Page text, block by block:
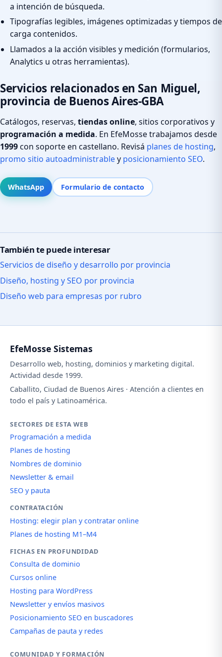
a intención de búsqueda.
Tipografías legibles, imágenes optimizadas y tiempos de
carga contenidos.
Llamados a la acción visibles y medición (formularios,
Analytics u otras herramientas).
Servicios relacionados en San Miguel,
provincia de Buenos Aires-GBA
Catálogos, reservas, tiendas online, sitios corporativos y
programación a medida. En EfeMosse trabajamos desde
1999con soporte en castellano. Revisá planes de hosting,
promo sitio autoadministrabley posicionamiento SEO.
WhatsApp Formulario de contacto
También te puede interesar
Servicios de diseño y desarrollo por provincia
Diseño, hosting y SEO por provincia
Diseño web para empresas por rubro
EfeMosse Sistemas
Desarrollo web, hosting, dominios y marketing digital.
Actividad desde 1999.
Caballito, Ciudad de Buenos Aires · Atención a clientes en
todo el país y Latinoamérica.
SECTORES DE ESTA WEB
Programación a medida
Planes de hosting
Nombres de dominio
Newsletter & email
SEO y pauta
CONTRATACIÓN
Hosting: elegir plan y contratar online
Planes de hosting M1–M4
FICHAS EN PROFUNDIDAD
Consulta de dominio
Cursos online
Hosting para WordPress
Newsletter y envíos masivos
Posicionamiento SEO en buscadores
Campañas de pauta y redes
COMUNIDAD Y FORMACIÓN